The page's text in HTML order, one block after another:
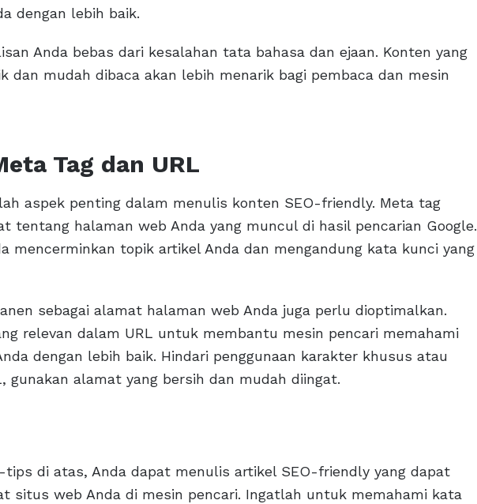
dengan lebih baik.
Anda bebas dari kesalahan tata bahasa dan ejaan. Konten yang
dan mudah dibaca akan lebih menarik bagi pembaca dan mesin
Tag dan URL
aspek penting dalam menulis konten SEO-friendly. Meta tag
tentang halaman web Anda yang muncul di hasil pencarian Google.
mencerminkan topik artikel Anda dan mengandung kata kunci yang
sebagai alamat halaman web Anda juga perlu dioptimalkan.
relevan dalam URL untuk membantu mesin pencari memahami
dengan lebih baik. Hindari penggunaan karakter khusus atau
gunakan alamat yang bersih dan mudah diingat.
di atas, Anda dapat menulis artikel SEO-friendly yang dapat
situs web Anda di mesin pencari. Ingatlah untuk memahami kata